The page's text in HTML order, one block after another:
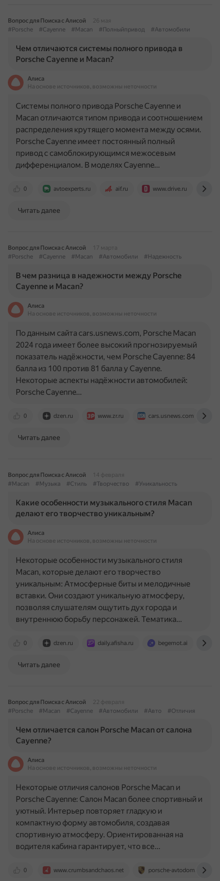
Вопрос для Поиска с Алисой
26 мая
#Porsche
#Cayenne #Macan #Полныйпривод #Автомобили
Чем отличаются системы полного привода в
Porsche Cayenne и Macan?
Алиса
На основе источников, возможны неточности
0 avtoexperts.ru aif.ru www.drive.ru
Системы полного привода Porsche Cayenne и
Macan отличаются типом привода и соотношением
распределения крутящего момента между осями.
Porsche Cayenne имеет постоянный полный
привод с самоблокирующимся межосевым
дифференциалом. В моделях Cayenne…
Читать далее
Вопрос для Поиска с Алисой
17 марта
#Porsche
#Cayenne #Macan #Автомобили #Надежность
В чем разница в надежности между Porsche
Cayenne и Macan?
Алиса
На основе источников, возможны неточности
0 dzen.ru www.zr.ru cars.usnews.com
По данным сайта cars.usnews.com, Porsche Macan
2024 года имеет более высокий прогнозируемый
показатель надёжности, чем Porsche Cayenne: 84
балла из 100 против 81 балла у Cayenne.
Некоторые аспекты надёжности автомобилей:
Porsche Cayenne…
Читать далее
Вопрос для Поиска с Алисой
14 февраля
#Macan
#Музыка #Стиль #Творчество #Уникальность
Какие особенности музыкального стиля Macan
делают его творчество уникальным?
Алиса
На основе источников, возможны неточности
0 dzen.ru daily.afisha.ru begemot.ai
Некоторые особенности музыкального стиля
Macan, которые делают его творчество
уникальным: Атмосферные биты и мелодичные
вставки. Они создают уникальную атмосферу,
позволяя слушателям ощутить дух города и
внутреннюю борьбу персонажей. Тематика…
Читать далее
Вопрос для Поиска с Алисой
22 февраля
#Porsche
#Macan #Cayenne #Автомобили #Авто #Отличия
Чем отличается салон Porsche Macan от салона
Cayenne?
Алиса
На основе источников, возможны неточности
0 www.crumbsandchaos.net porsche-avtodom.ru
Некоторые отличия салонов Porsche Macan и
Porsche Cayenne: Салон Macan более спортивный и
уютный. Интерьер повторяет гладкую и
компактную форму автомобиля, создавая
спортивную атмосферу. Ориентированная на
водителя кабина гарантирует, что все…